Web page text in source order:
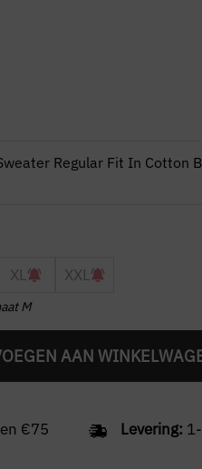
Regular Fit In Cotton
XL XXL
M
AAN
€75 Levering: